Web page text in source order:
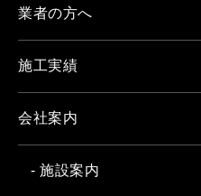
業者の方へ
施工実績
会社案内
- 施設案内